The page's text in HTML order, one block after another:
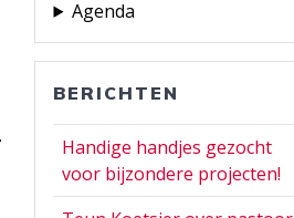
Agenda
BERICHTEN
Handige handjes gezocht
voor bijzondere projecten!